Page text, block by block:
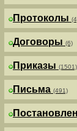
Протоколы
Договоры (6)
Приказы (1501)
Письма (491)